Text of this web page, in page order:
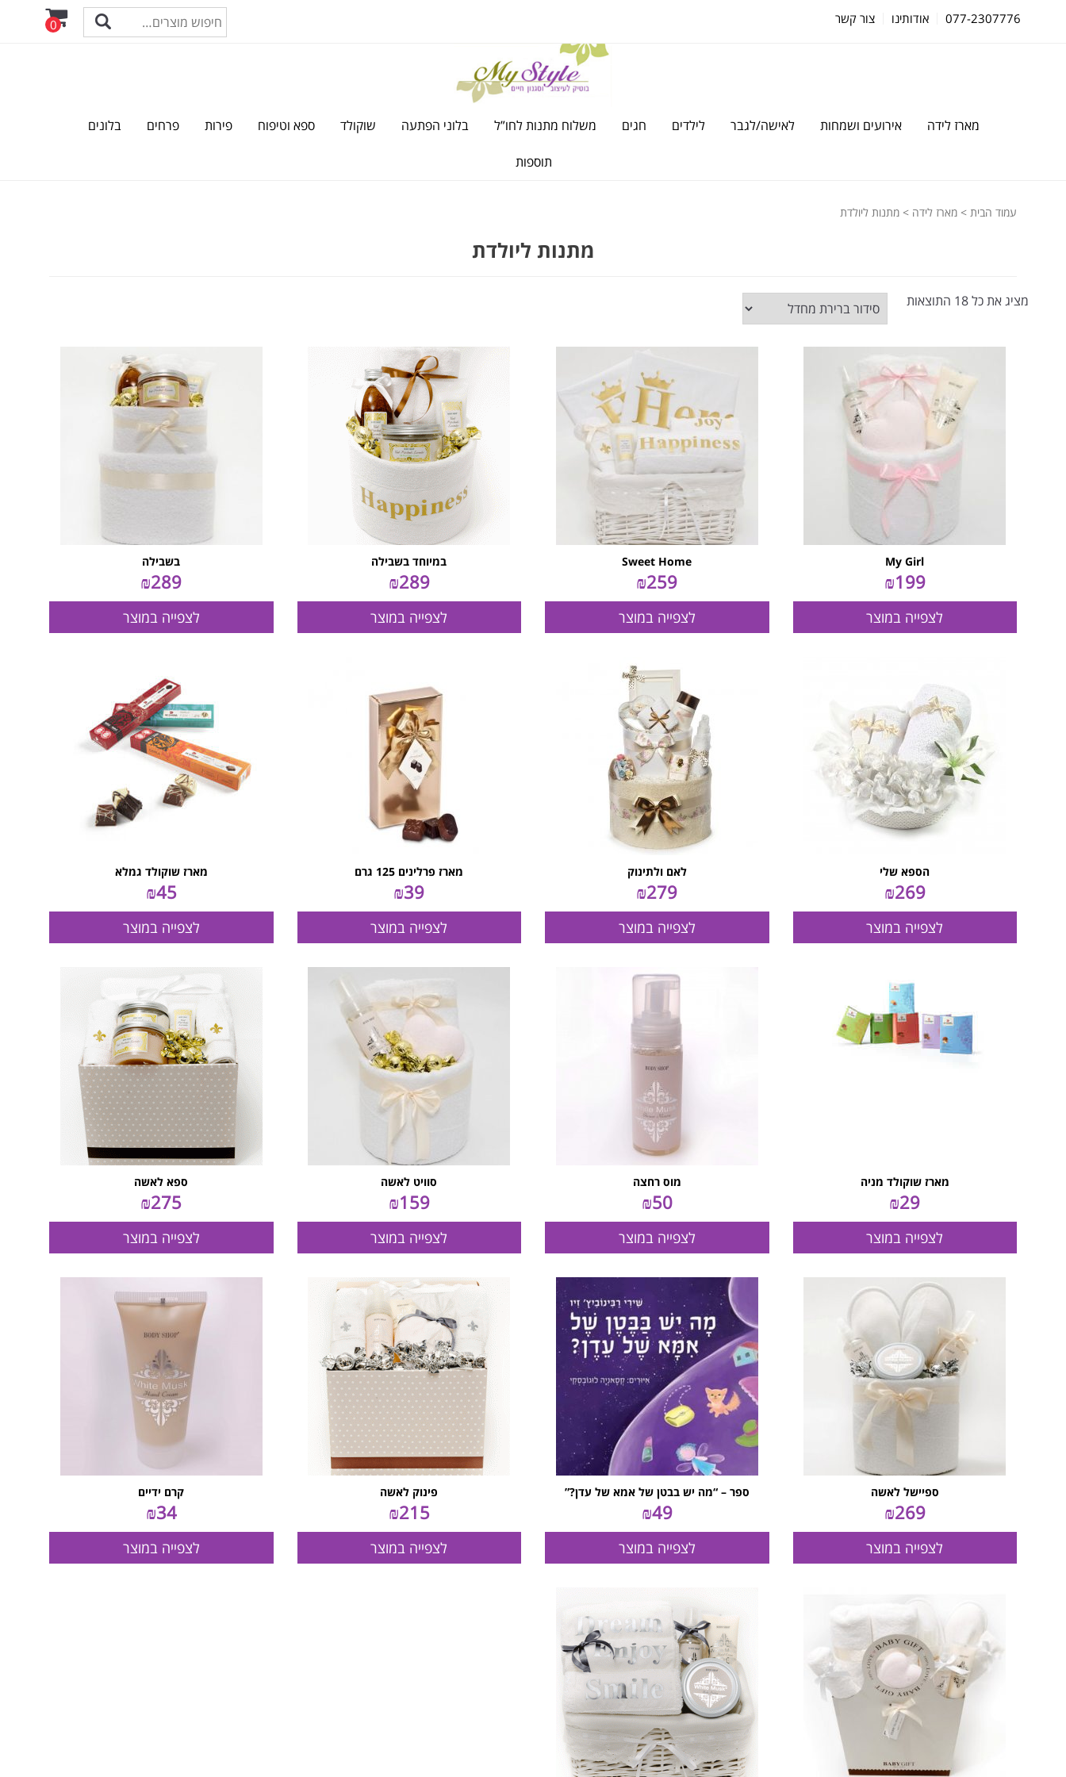
077-2307776 אודותינו צור קשר 0
מארז לידה אירועים ושמחות לאישה/לגבר לילדים חגים משלוח מתנות לחו”ל בלוני הפתעה שוקולד ספא וטיפוח פירות פרחים בלונים
תוספות
עמוד הבית > מארז לידה > מתנות ליולדת
מתנות ליולדת
מציג את כל 18 התוצאות
My Girl
₪199
לצפייה במוצר
Sweet Home
₪259
לצפייה במוצר
במיוחד בשבילה
₪289
לצפייה במוצר
בשבילה
₪289
לצפייה במוצר
הספא שלי
₪269
לצפייה במוצר
לאם ולתינוק
₪279
לצפייה במוצר
מארז פרלינים 125 גרם
₪39
לצפייה במוצר
מארז שוקולד גמלא
₪45
לצפייה במוצר
מארז שוקולד מניה
₪29
לצפייה במוצר
מוס רחצה
₪50
לצפייה במוצר
סוויט לאשה
₪159
לצפייה במוצר
ספא לאשה
₪275
לצפייה במוצר
ספיישל לאשה
₪269
לצפייה במוצר
ספר – “מה יש בבטן של אמא של עדן?”
₪49
לצפייה במוצר
פינוק לאשה
₪215
לצפייה במוצר
קרם ידיים
₪34
לצפייה במוצר